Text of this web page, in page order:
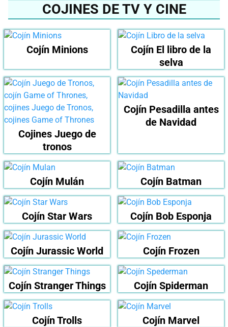
COJINES DE TV Y CINE
Cojín Minions
Cojín El libro de la
selva
Cojines Juego de
tronos
Cojín Pesadilla antes
de Navidad
Cojín Mulán Cojín Batman
Cojín Star Wars Cojín Bob Esponja
Cojín Jurassic World Cojín Frozen
Cojín Stranger Things Cojín Spiderman
Cojín Trolls Cojín Marvel